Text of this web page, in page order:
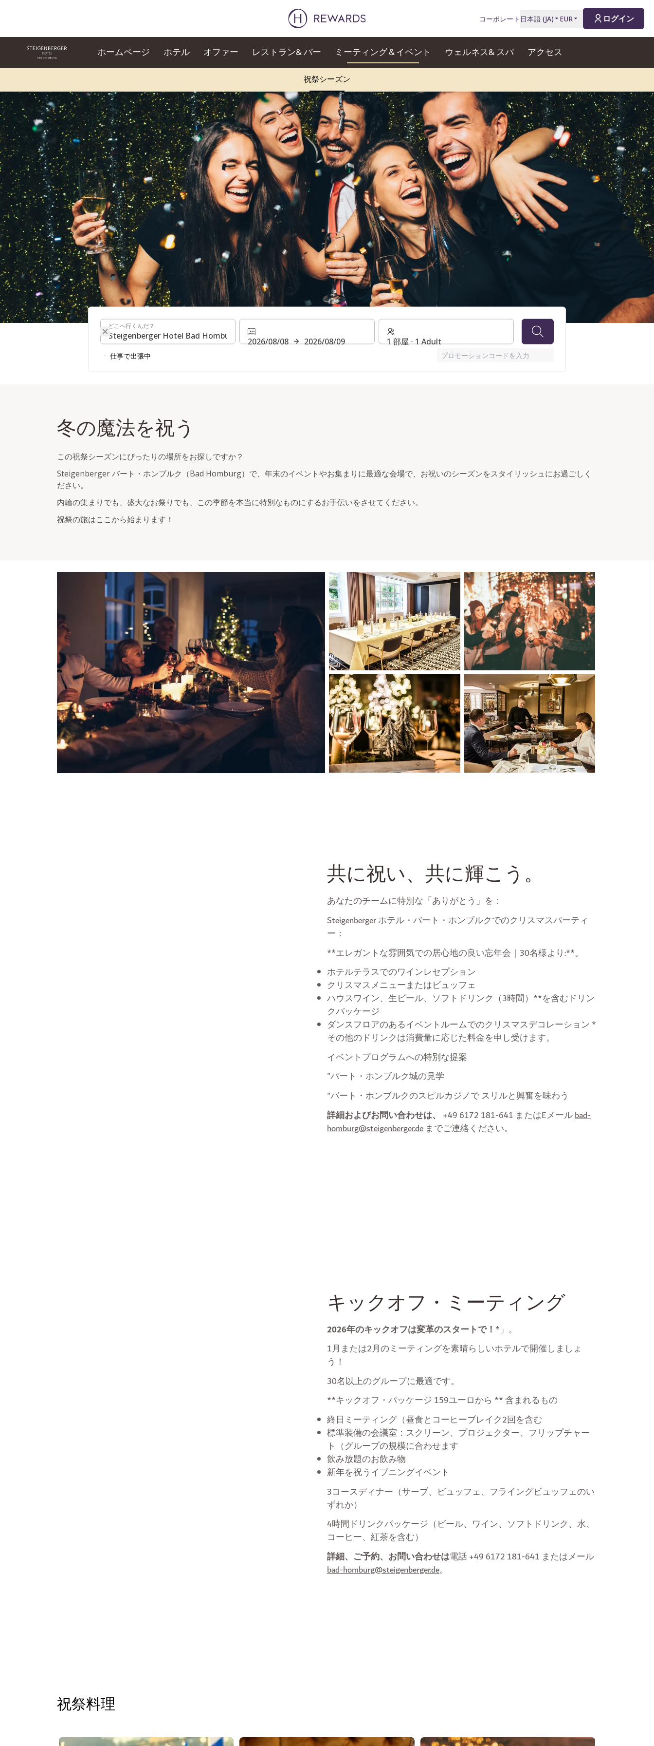
コーポレート 日本語 (JA) EUR ログイン
ホームページ ホテル オファー レストラン& バー ミーティング＆イベント
祝祭シーズン
ウェルネス& スパ アクセス
フェスティバル・シーズン
どこへ行くんだ？
どこへ行くんだ？
2026/08/08 2026/08/09 1 部屋 ⋅ 1 Adult
仕事で出張中 プロモーションコードを入力
冬の魔法を祝う
この祝祭シーズンにぴったりの場所をお探しですか？
Steigenberger バート・ホンブルク（Bad Homburg）で、年末のイベントやお集まりに最適な会場で、お祝いのシーズンをスタイリッシュにお過ごしく
ださい。
内輪の集まりでも、盛大なお祭りでも、この季節を本当に特別なものにするお手伝いをさせてください。
祝祭の旅はここから始まります！
共に祝い、共に輝こう。
あなたのチームに特別な「ありがとう」を：
Steigenberger ホテル・バート・ホンブルクでのクリスマスパーティ
ー：
**エレガントな雰囲気での居心地の良い忘年会｜30名様より:**。
ホテルテラスでのワインレセプション
クリスマスメニューまたはビュッフェ
ハウスワイン、生ビール、ソフトドリンク（3時間）**を含むドリン
クパッケージ
ダンスフロアのあるイベントルームでのクリスマスデコレーション *
その他のドリンクは消費量に応じた料金を申し受けます。
イベントプログラムへの特別な提案
"バート・ホンブルク城の見学
"バート・ホンブルクのスピルカジノで スリルと興奮を味わう
詳細およびお問い合わせは、 +49 6172 181-641 またはEメールbad-
homburg@steigenberger.de までご連絡ください。
キックオフ・ミーティング
2026年のキックオフは変革のスタートで！ *」。
1月または2月のミーティングを素晴らしいホテルで開催しましょ
う！
30名以上のグループに最適です。
**キックオフ・パッケージ 159ユーロから ** 含まれるもの
終日ミーティング（昼食とコーヒーブレイク2回を含む
標準装備の会議室：スクリーン、プロジェクター、フリップチャー
ト（グループの規模に合わせます
飲み放題のお飲み物
新年を祝うイブニングイベント
3コースディナー（サーブ、ビュッフェ、フライングビュッフェのい
ずれか）
4時間ドリンクパッケージ（ビール、ワイン、ソフトドリンク、水、
コーヒー、紅茶を含む）
詳細、ご予約、お問い合わせは電話 +49 6172 181-641 またはメール
bad-homburg@steigenberger.de。
祝祭料理
スライド1 6